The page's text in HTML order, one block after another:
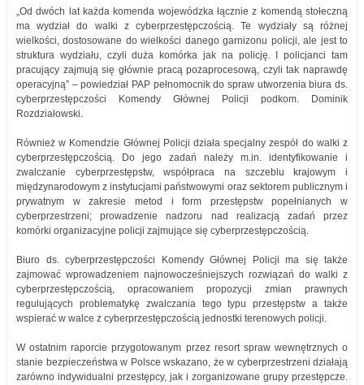
„Od dwóch lat każda komenda wojewódzka łącznie z komendą stołeczną
ma wydział do walki z cyberprzestępczością. Te wydziały są różnej
wielkości, dostosowane do wielkości danego garnizonu policji, ale jest to
struktura wydziału, czyli duża komórka jak na policję. I policjanci tam
pracujący zajmują się głównie pracą pozaprocesową, czyli tak naprawdę
operacyjną” – powiedział PAP pełnomocnik do spraw utworzenia biura ds.
cyberprzestępczości Komendy Głównej Policji podkom. Dominik
Rozdziałowski.
Również w Komendzie Głównej Policji działa specjalny zespół do walki z
cyberprzestępczością. Do jego zadań należy m.in. identyfikowanie i
zwalczanie cyberprzestępstw, współpraca na szczeblu krajowym i
międzynarodowym z instytucjami państwowymi oraz sektorem publicznym i
prywatnym w zakresie metod i form przestępstw popełnianych w
cyberprzestrzeni; prowadzenie nadzoru nad realizacją zadań przez
komórki organizacyjne policji zajmujące się cyberprzestępczością.
Biuro ds. cyberprzestępczości Komendy Głównej Policji ma się także
zajmować wprowadzeniem najnowocześniejszych rozwiązań do walki z
cyberprzestępczością, opracowaniem propozycji zmian prawnych
regulujących problematykę zwalczania tego typu przestępstw a także
wspierać w walce z cyberprzestępczością jednostki terenowych policji.
W ostatnim raporcie przygotowanym przez resort spraw wewnętrznych o
stanie bezpieczeństwa w Polsce wskazano, że w cyberprzestrzeni działają
zarówno indywidualni przestępcy, jak i zorganizowane grupy przestępcze.